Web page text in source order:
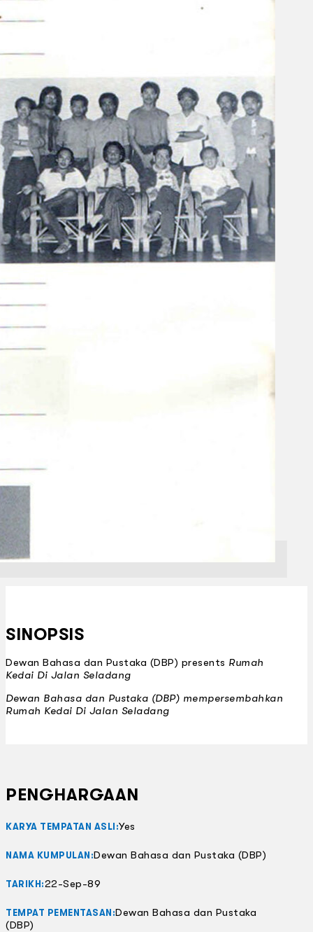
SINOPSIS
Dewan Bahasa dan Pustaka (DBP) presents Rumah
Kedai Di Jalan Seladang
Dewan Bahasa dan Pustaka (DBP) mempersembahkan
Rumah Kedai Di Jalan Seladang
PENGHARGAAN
KARYA TEMPATAN ASLI:Yes
NAMA KUMPULAN:Dewan Bahasa dan Pustaka (DBP)
TARIKH:22-Sep-89
TEMPAT PEMENTASAN:Dewan Bahasa dan Pustaka
(DBP)